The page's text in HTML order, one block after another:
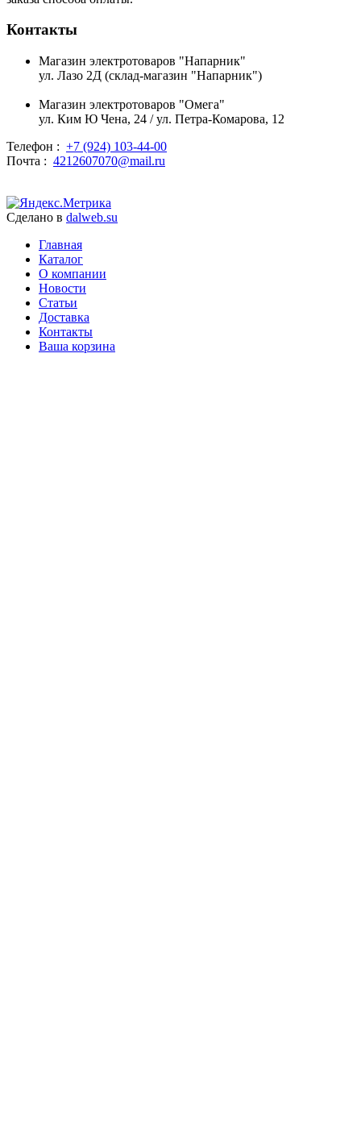
Контакты
Магазин электротоваров "Напарник"
ул. Лазо 2Д (склад-магазин "Напарник")
Магазин электротоваров "Омега"
ул. Ким Ю Чена, 24 / ул. Петра-Комарова, 12
Телефон : +7 (924) 103-44-00
Почта : 4212607070@mail.ru
Сделано в dalweb.su
Главная
Каталог
О компании
Новости
Статьи
Доставка
Контакты
Ваша корзина